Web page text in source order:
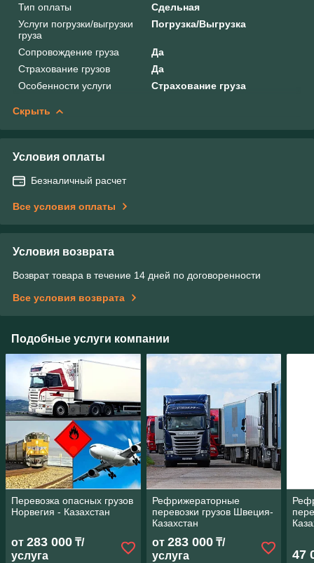
Тип оплаты
Сдельная
Услуги погрузки/выгрузки
груза
Погрузка/Выгрузка
Сопровождение груза
Да
Страхование грузов
Да
Особенности услуги
Страхование груза
Скрыть
Условия оплаты
Безналичный расчет
Все условия оплаты
Условия возврата
Возврат товара в течение 14 дней по договоренности
Все условия возврата
Подобные услуги компании
Перевозка опасных грузов
Норвегия - Казахстан
от 283 000 ₸/
услуга
Рефрижераторные
перевозки грузов Швеция-
Казахстан
от 283 000₸/
услуга
47